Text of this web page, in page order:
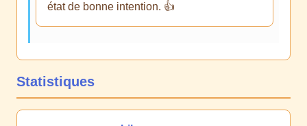
état de bonne intention. 👍
Statistiques